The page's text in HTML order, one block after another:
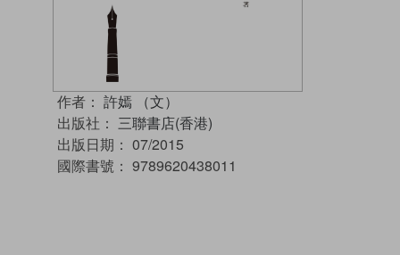
作者： 許嫣 （文）
出版社： 三聯書店(香港)
出版日期： 07/2015
國際書號： 9789620438011